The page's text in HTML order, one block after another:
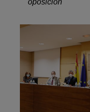
oposición